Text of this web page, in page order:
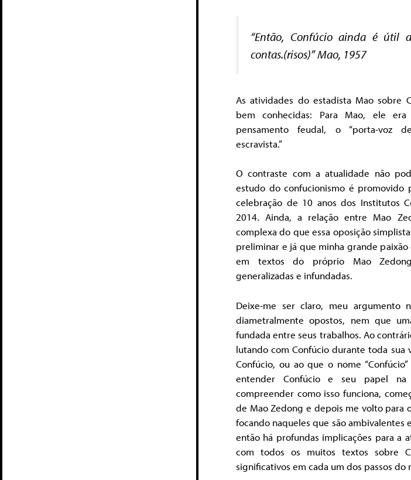
“Então, Confúcio ainda é útil
contas.(risos)” Mao, 1957
As atividades do estadista Mao sobre
bem conhecidas: Para Mao, ele
pensamento feudal, o “porta-voz
escravista.”
O contraste com a atualidade não
estudo do confucionismo é promovido
celebração de 10 anos dos Institutos
2014. Ainda, a relação entre Mao
complexa do que essa oposição
preliminar e já que minha grande
em textos do próprio Mao
generalizadas e infundadas.
Deixe-me ser claro, meu argumento
diametralmente opostos, nem que
fundada entre seus trabalhos. Ao
lutando com Confúcio durante toda sua
Confúcio, ou ao que o nome
entender Confúcio e seu papel
compreender como isso funciona,
de Mao Zedong e depois me volto para
focando naqueles que são ambivalentes
então há profundas implicações para a
com todos os muitos textos sobre
significativos em cada um dos passos do